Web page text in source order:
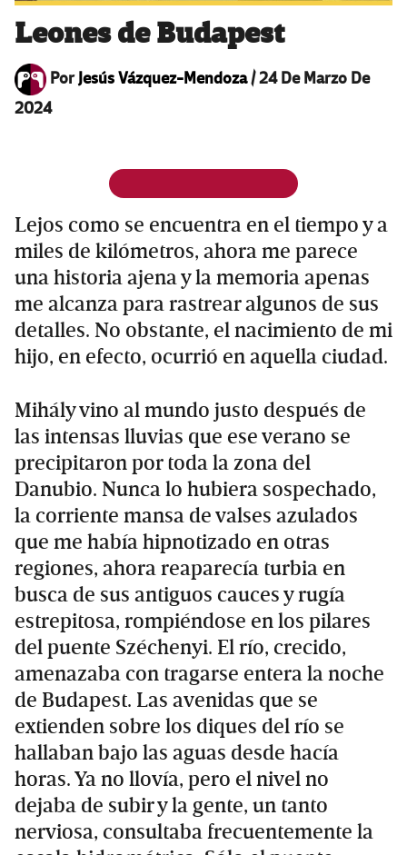
Leones de Budapest
PorJesús Vázquez-Mendoza/24 De Marzo De
2024
Lejos como se encuentra en el tiempo y a
miles de kilómetros, ahora me parece
una historia ajena y la memoria apenas
me alcanza para rastrear algunos de sus
detalles. No obstante, el nacimiento de mi
hijo, en efecto, ocurrió en aquella ciudad.
Mihály vino al mundo justo después de
las intensas lluvias que ese verano se
precipitaron por toda la zona del
Danubio. Nunca lo hubiera sospechado,
la corriente mansa de valses azulados
que me había hipnotizado en otras
regiones, ahora reaparecía turbia en
busca de sus antiguos cauces y rugía
estrepitosa, rompiéndose en los pilares
del puente Széchenyi. El río, crecido,
amenazaba con tragarse entera la noche
de Budapest. Las avenidas que se
extienden sobre los diques del río se
hallaban bajo las aguas desde hacía
horas. Ya no llovía, pero el nivel no
dejaba de subir y la gente, un tanto
nerviosa, consultaba frecuentemente la